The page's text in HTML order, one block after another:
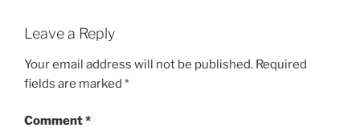
Leave a Reply
Your email address will not be published. Required
fields are marked *
Comment*